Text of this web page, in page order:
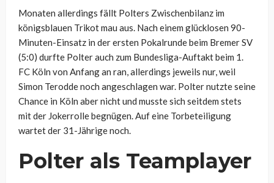
Monaten allerdings fällt Polters Zwischenbilanz im
königsblauen Trikot mau aus. Nach einem glücklosen 90-
Minuten-Einsatz in der ersten Pokalrunde beim Bremer SV
(5:0) durfte Polter auch zum Bundesliga-Auftakt beim 1.
FC Köln von Anfang an ran, allerdings jeweils nur, weil
Simon Terodde noch angeschlagen war. Polter nutzte seine
Chance in Köln aber nicht und musste sich seitdem stets
mit der Jokerrolle begnügen. Auf eine Torbeteiligung
wartet der 31-Jährige noch.
Polter als Teamplayer